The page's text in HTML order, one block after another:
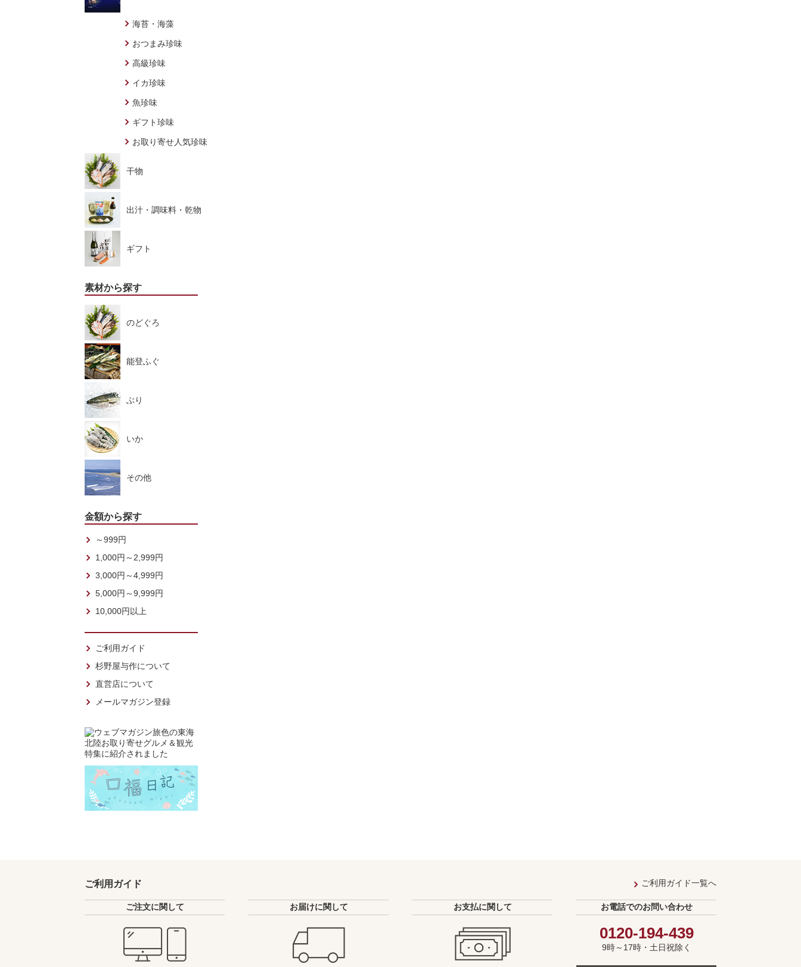
海苔・海藻
おつまみ珍味
高級珍味
イカ珍味
魚珍味
ギフト珍味
お取り寄せ人気珍味
干物
出汁・調味料・乾物
ギフト
素材から探す
のどぐろ
能登ふぐ
ぶり
いか
その他
金額から探す
～999円
1,000円～2,999円
3,000円～4,999円
5,000円～9,999円
10,000円以上
ご利用ガイド
杉野屋与作について
直営店について
メールマガジン登録
ご利用ガイド ご利用ガイド一覧へ
ご注文に関して お届けに関して お支払に関して お電話でのお問い合わせ
0120-194-439
9時～17時・土日祝除く